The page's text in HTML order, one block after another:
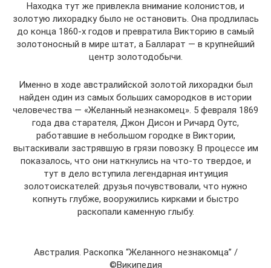
Находка тут же привлекла внимание колонистов, и
золотую лихорадку было не остановить. Она продлилась
до конца 1860-х годов и превратила Викторию в самый
золотоносный в мире штат, а Балларат — в крупнейший
центр золотодобычи.
Именно в ходе австралийской золотой лихорадки был
найден один из самых больших самородков в истории
человечества — «Желанный незнакомец». 5 февраля 1869
года два старателя, Джон Дисон и Ричард Оутс,
работавшие в небольшом городке в Виктории,
вытаскивали застрявшую в грязи повозку. В процессе им
показалось, что они наткнулись на что-то твердое, и
тут в дело вступила легендарная интуиция
золотоискателей: друзья почувствовали, что нужно
копнуть глубже, вооружились кирками и быстро
раскопали каменную глыбу.
Австралия. Раскопка “Желанного незнакомца” /
©Википедия